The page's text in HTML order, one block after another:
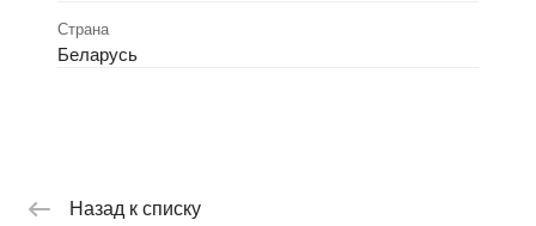
Страна
Беларусь
Назад к списку